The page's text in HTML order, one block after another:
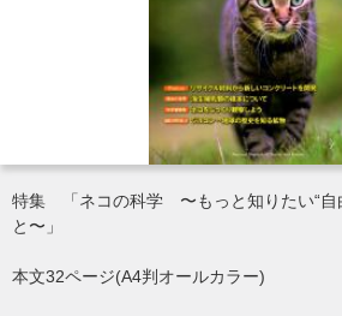
特集 「ネコの科学 〜もっと知りたい“自
と〜」
本文32ページ(A4判オールカラー)